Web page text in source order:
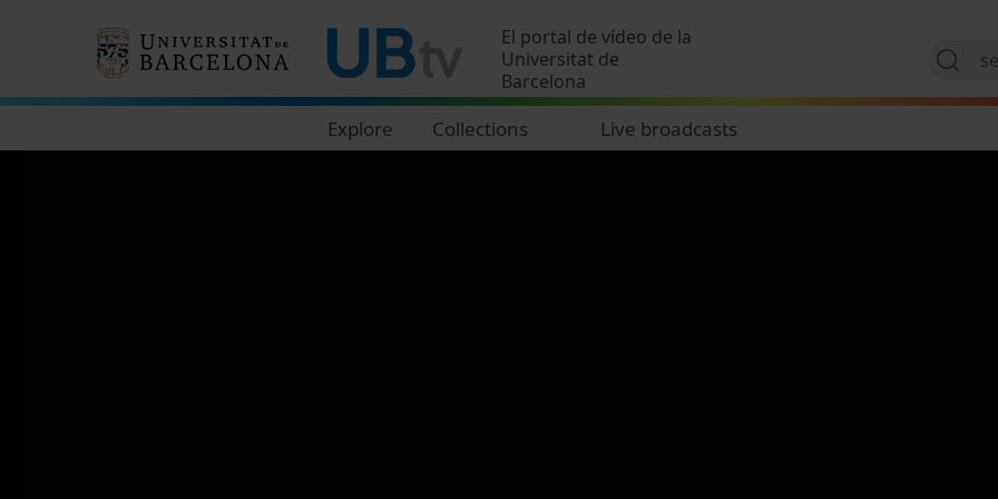
El portal de vídeo de la
Universitat de
Barcelona
Explore Collections Live broadcasts